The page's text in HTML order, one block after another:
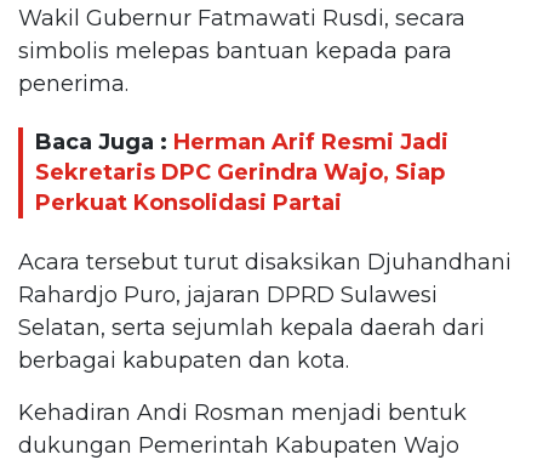
Wakil Gubernur Fatmawati Rusdi, secara
simbolis melepas bantuan kepada para
penerima.
Baca Juga : Herman Arif Resmi Jadi
Sekretaris DPC Gerindra Wajo, Siap
Perkuat Konsolidasi Partai
Acara tersebut turut disaksikan Djuhandhani
Rahardjo Puro, jajaran DPRD Sulawesi
Selatan, serta sejumlah kepala daerah dari
berbagai kabupaten dan kota.
Kehadiran Andi Rosman menjadi bentuk
dukungan Pemerintah Kabupaten Wajo